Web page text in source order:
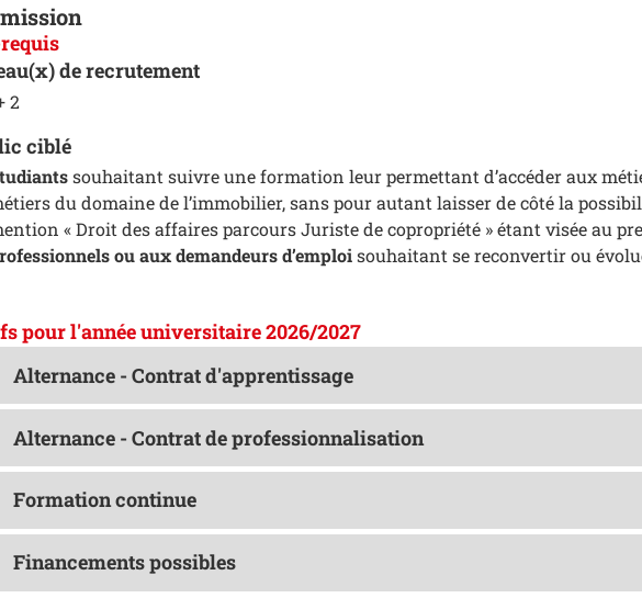
de recrutement
2
ciblé
souhaitant suivre une formation leur permettant d’accéder aux
du domaine de l’immobilier, sans pour autant laisser de côté la
« Droit des affaires parcours Juriste de copropriété » étant visée au
ou aux demandeurs d’emploisouhaitant se reconvertir ou
pour l'année universitaire 2026/2027
Alternance - Contrat d'apprentissage
Alternance - Contrat de professionnalisation
Formation continue
Financements possibles